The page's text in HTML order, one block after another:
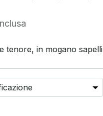
tenore, in mogano sapelli